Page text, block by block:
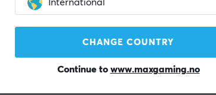
International
CHANGE COUNTRY
Continue to www.maxgaming.no